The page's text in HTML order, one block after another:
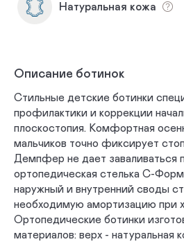
Натуральная кожа
Описание ботинок
Стильные детские ботинки
профилактики и коррекции
плоскостопия. Комфортная
мальчиков точно фиксирует
Демпфер не дает заваливаться
ортопедическая стелька С-
наружный и внутренний своды
необходимую амортизацию при
Ортопедические ботинки
материалов: верх - натуральная